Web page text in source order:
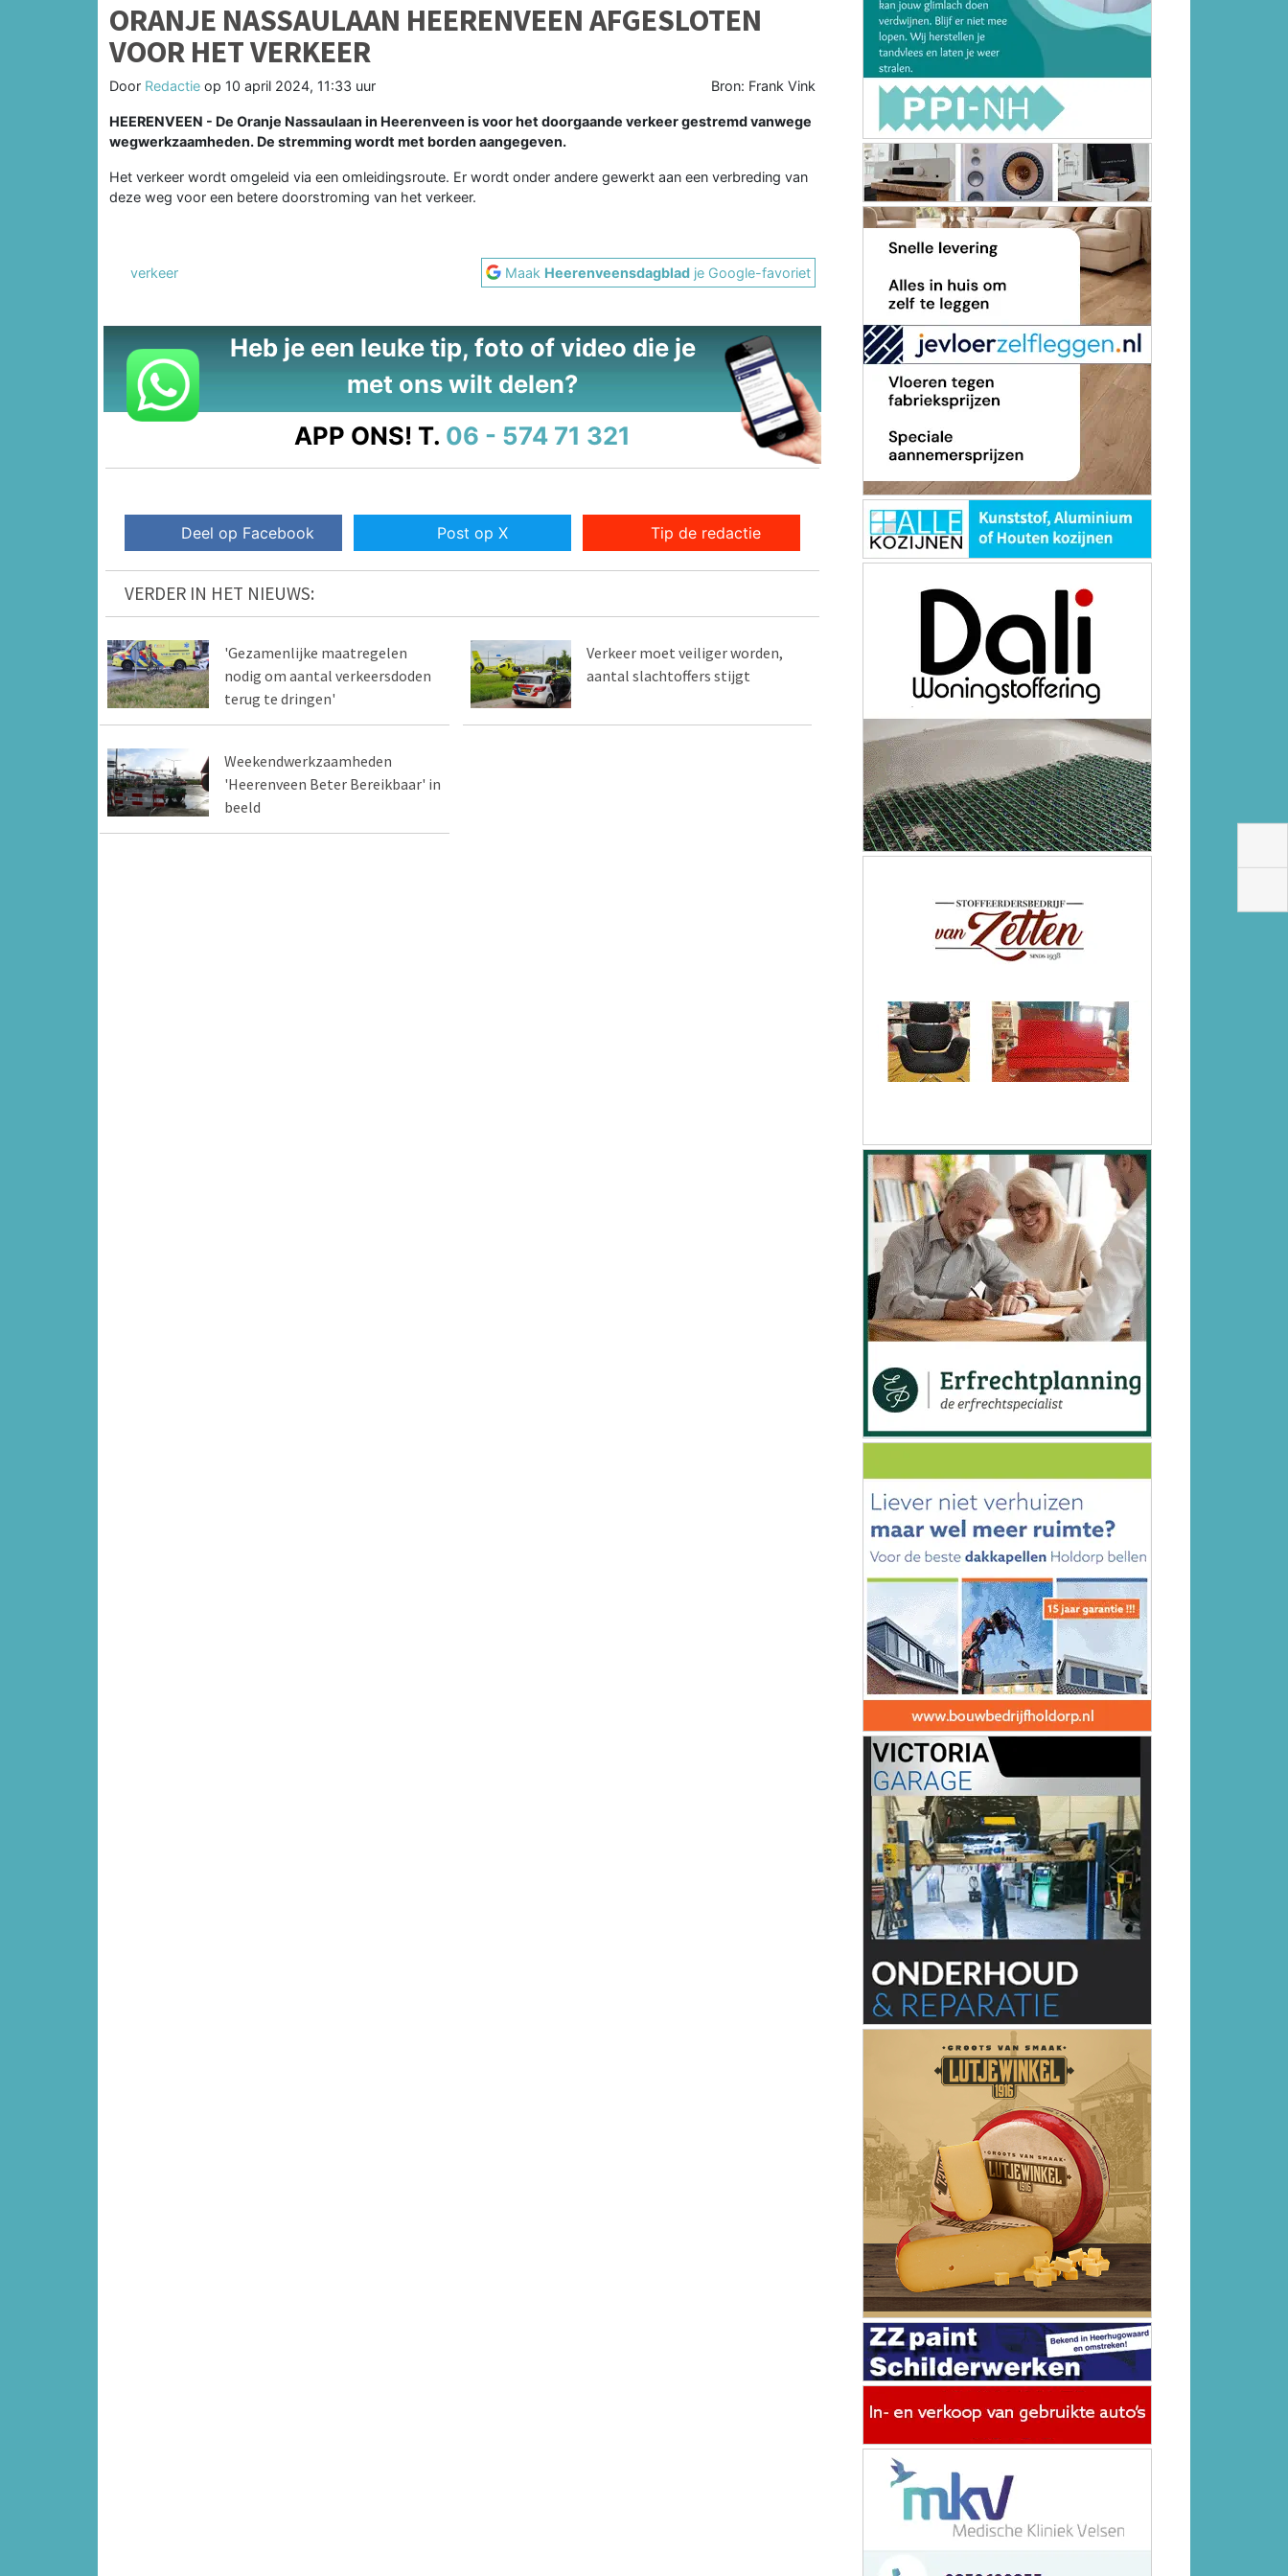
ORANJE NASSAULAAN HEERENVEEN AFGESLOTEN
VOOR HET VERKEER
Door Redactie op 10 april 2024, 11:33 uur Bron: Frank Vink
HEERENVEEN - De Oranje Nassaulaan in Heerenveen is voor het doorgaande verkeer gestremd vanwege
wegwerkzaamheden. De stremming wordt met borden aangegeven.
Het verkeer wordt omgeleid via een omleidingsroute. Er wordt onder andere gewerkt aan een verbreding van
deze weg voor een betere doorstroming van het verkeer.
verkeer Maak Heerenveensdagblad je Google-favoriet
Heb je een leuke tip, foto of video die je
met ons wilt delen?
APP ONS! T. 06 - 574 71 321
Deel op Facebook Post op X Tip de redactie
VERDER IN HET NIEUWS:
'Gezamenlijke maatregelen
nodig om aantal verkeersdoden
terug te dringen'
Verkeer moet veiliger worden,
aantal slachtoffers stijgt
Weekendwerkzaamheden
'Heerenveen Beter Bereikbaar' in
beeld